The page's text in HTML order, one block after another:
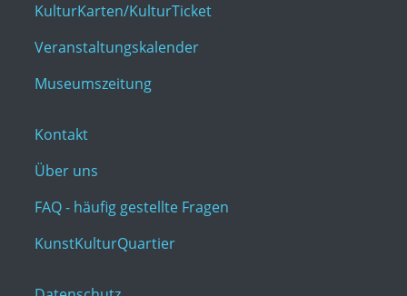
KulturKarten/KulturTicket
Veranstaltungskalender
Museumszeitung
Kontakt
Über uns
FAQ - häufig gestellte Fragen
KunstKulturQuartier